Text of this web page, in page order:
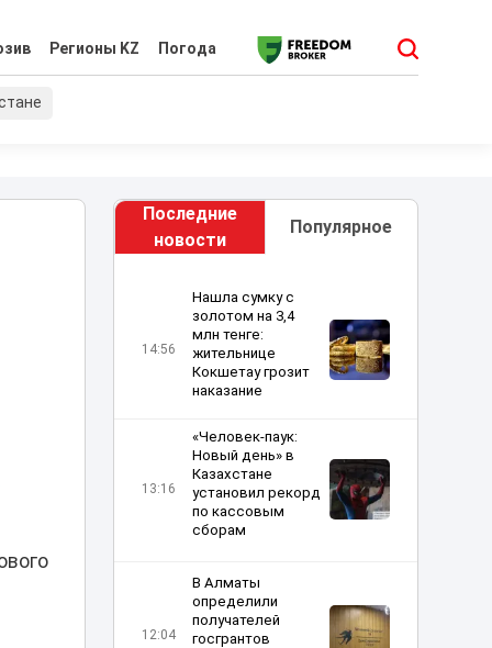
Регионы KZ Погода
Последние
новости
Популярное
14:56
Нашла сумку с
золотом на 3,4
млн тенге:
жительнице
Кокшетау грозит
наказание
13:16
«Человек-паук:
Новый день» в
Казахстане
установил рекорд
по кассовым
сборам
12:04
В Алматы
определили
получателей
госгрантов